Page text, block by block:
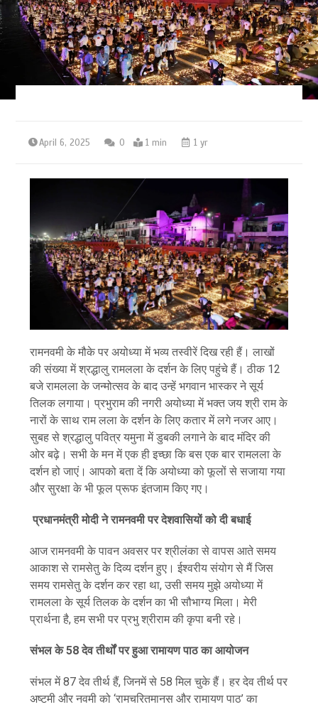
April 6, 2025 0 1 min 1 yr
रामनवमी के मौके पर अयोध्या में भव्य तस्वीरें दिख रही हैं। लाखों
की संख्या में श्रद्धालु रामलला के दर्शन के लिए पहुंचे हैं। ठीक 12
बजे रामलला के जन्मोत्सव के बाद उन्हें भगवान भास्कर ने सूर्य
तिलक लगाया। प्रभुराम की नगरी अयोध्या में भक्त जय श्री राम के
नारों के साथ राम लला के दर्शन के लिए कतार में लगे नजर आए।
सुबह से श्रद्धालु पवित्र यमुना में डुबकी लगाने के बाद मंदिर की
ओर बढ़े। सभी के मन में एक ही इच्छा कि बस एक बार रामलला के
दर्शन हो जाएं। आपको बता दें कि अयोध्या को फूलों से सजाया गया
और सुरक्षा के भी फूल प्रूफ इंतजाम किए गए।
प्रधानमंत्री मोदी ने रामनवमी पर देशवासियों को दी बधाई
आज रामनवमी के पावन अवसर पर श्रीलंका से वापस आते समय
आकाश से रामसेतु के दिव्य दर्शन हुए। ईश्वरीय संयोग से मैं जिस
समय रामसेतु के दर्शन कर रहा था, उसी समय मुझे अयोध्या में
रामलला के सूर्य तिलक के दर्शन का भी सौभाग्य मिला। मेरी
प्रार्थना है, हम सभी पर प्रभु श्रीराम की कृपा बनी रहे।
संभल के 58 देव तीर्थों पर हुआ रामायण पाठ का आयोजन
संभल में 87 देव तीर्थ हैं, जिनमें से 58 मिल चुके हैं। हर देव तीर्थ पर
अष्टमी और नवमी को ‘रामचरितमानस और रामायण पाठ’ का